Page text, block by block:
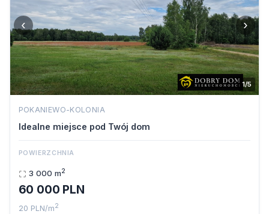
‹ ›
1/5
POKANIEWO-KOLONIA
Idealne miejsce pod Twój dom
POWIERZCHNIA
3 000 m2
60 000 PLN
20 PLN/m2